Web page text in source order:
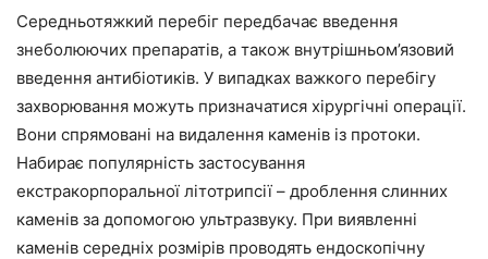
Середньотяжкий перебіг передбачає введення
знеболюючих препаратів, а також внутрішньом’язовий
введення антибіотиків. У випадках важкого перебігу
захворювання можуть призначатися хірургічні операції.
Вони спрямовані на видалення каменів із протоки.
Набирає популярність застосування
екстракорпоральної літотрипсії – дроблення слинних
каменів за допомогою ультразвуку. При виявленні
каменів середніх розмірів проводять ендоскопічну